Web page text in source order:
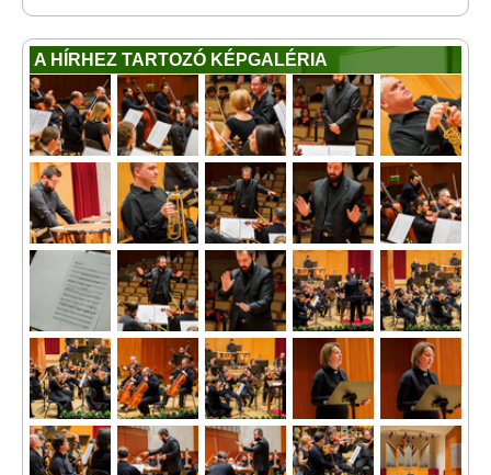
A HÍRHEZ TARTOZÓ KÉPGALÉRIA